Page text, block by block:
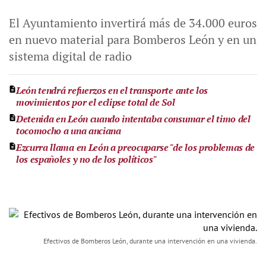
El Ayuntamiento invertirá más de 34.000 euros
en nuevo material para Bomberos León y en un
sistema digital de radio
León tendrá refuerzos en el transporte ante los
movimientos por el eclipse total de Sol
Detenida en León cuando intentaba consumar el timo del
tocomocho a una anciana
Ezcurra llama en León a preocuparse "de los problemas de
los españoles y no de los políticos"
Efectivos de Bomberos León, durante una intervención en una vivienda.